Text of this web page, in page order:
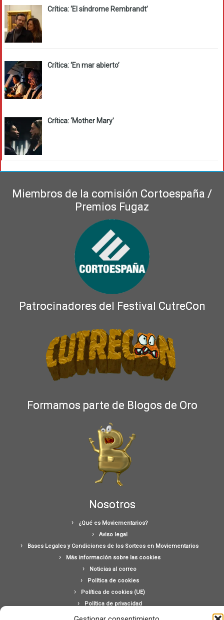
Crítica: ‘El síndrome Rembrandt’
Crítica: ‘En mar abierto’
Crítica: ‘Mother Mary’
Miembros de la comisión Cortoespaña /
Premios Fugaz
Patrocinadores del Festival CutreCon
Formamos parte de Blogos de Oro
Nosotros
¿Qué es Moviementarios?
Aviso legal
Bases Legales y Condiciones de los Sorteos en Moviementarios
Más información sobre las cookies
Noticias al correo
Política de cookies
Política de cookies (UE)
Política de privacidad
Ponte en contacto con nosotros